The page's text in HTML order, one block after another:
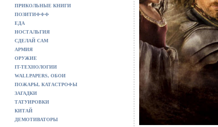
ПРИКОЛЬНЫЕ КНИГИ
ПОЗИТИФФФ
ЕДА
НОСТАЛЬГИЯ
СДЕЛАЙ САМ
АРМИЯ
ОРУЖИЕ
IT-ТЕХНОЛОГИИ
WALLPAPERS, ОБОИ
ПОЖАРЫ, КАТАСТРОФЫ
ЗАГАДКИ
ТАТУИРОВКИ
КИТАЙ
ДЕМОТИВАТОРЫ